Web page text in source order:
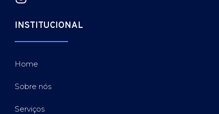
INSTITUCIONAL
Home
Sobre nós
Serviços